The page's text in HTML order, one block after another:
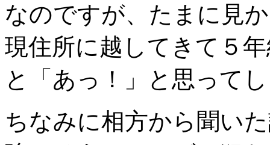
なのですが、たまに見
現住所に越してきて５
と「あっ！」と思って
ちなみに相方から聞い